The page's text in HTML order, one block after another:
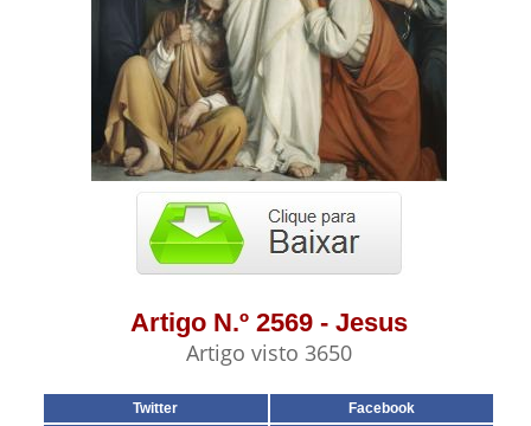
Artigo N.º 2569 - Jesus
Artigo visto 3650
Twitter
Facebook